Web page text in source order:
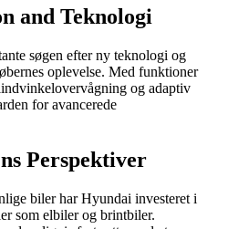
and Teknologi
søgen efter ny teknologi og
oplevelse. Med funktioner
og adaptiv
for avancerede
Perspektiver
biler har Hyundai investeret i
som elbiler og brintbiler.